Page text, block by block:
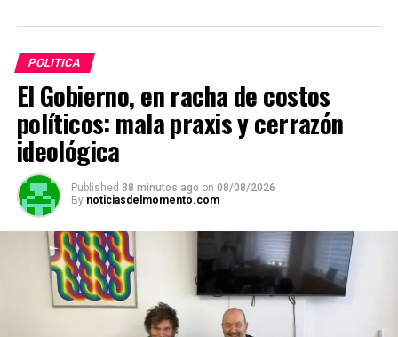
POLITICA
El Gobierno, en racha de costos
políticos: mala praxis y cerrazón
ideológica
Published 38 minutos ago on 08/08/2026
By noticiasdelmomento.com